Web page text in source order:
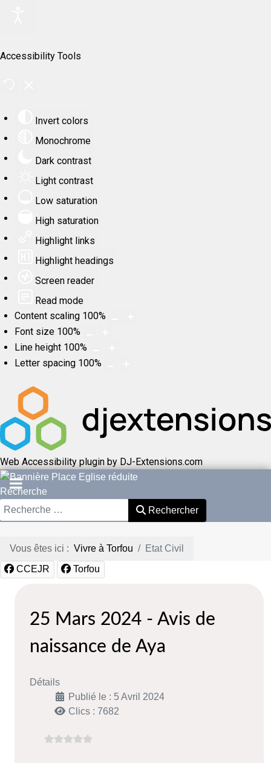
Accessibility Tools
Invert colors
Monochrome
Dark contrast
Light contrast
Low saturation
High saturation
Highlight links
Highlight headings
Screen reader
Read mode
Content scaling 100%
Font size 100%
Line height 100%
Letter spacing 100%
Web Accessibility plugin by DJ-Extensions.com
Recherche
Rechercher
Vous êtes ici : Vivre à Torfou Etat Civil
CCEJR Torfou
25 Mars 2024 - Avis de
naissance de Aya
Détails
Publié le : 5 Avril 2024
Clics : 7682